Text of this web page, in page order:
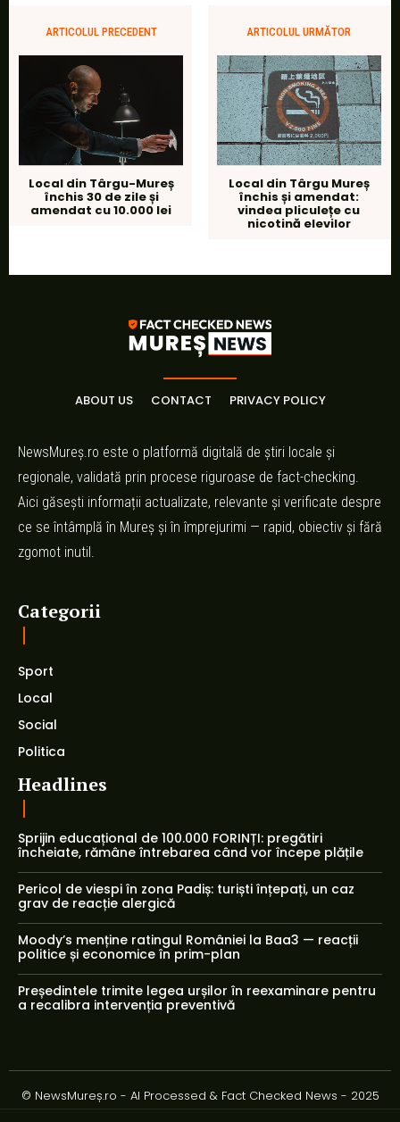
ARTICOLUL PRECEDENT
Local din Târgu-Mureș
închis 30 de zile și
amendat cu 10.000 lei
ARTICOLUL URMĂTOR
Local din Târgu Mureș
închis și amendat:
vindea pliculețe cu
nicotină elevilor
ABOUT US CONTACT PRIVACY POLICY
NewsMureș.ro este o platformă digitală de știri locale și
regionale, validată prin procese riguroase de fact-checking.
Aici găsești informații actualizate, relevante și verificate despre
ce se întâmplă în Mureș și în împrejurimi — rapid, obiectiv și fără
zgomot inutil.
Categorii
Sport
Local
Social
Politica
Headlines
Sprijin educațional de 100.000 FORINȚI: pregătiri
încheiate, rămâne întrebarea când vor începe plățile
Pericol de viespi în zona Padiș: turiști înțepați, un caz
grav de reacție alergică
Moody’s menține ratingul României la Baa3 — reacții
politice și economice în prim-plan
Președintele trimite legea urșilor în reexaminare pentru
a recalibra intervenția preventivă
© NewsMureș.ro - AI Processed & Fact Checked News - 2025